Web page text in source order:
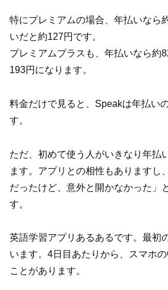
特にプレミアムの場合、年払いなら
いだと約127円です。
プレミアムプラスも、年払いなら約
193円になります。
料金だけで見ると、Speakは年払い
す。
ただ、初めて使う人がいきなり年払
ます。アプリとの相性もありますし
だったけど、意外と開かなかった」
す。
英語学習アプリあるあるです。最初
います。4日目あたりから、スマホ
ことがあります。